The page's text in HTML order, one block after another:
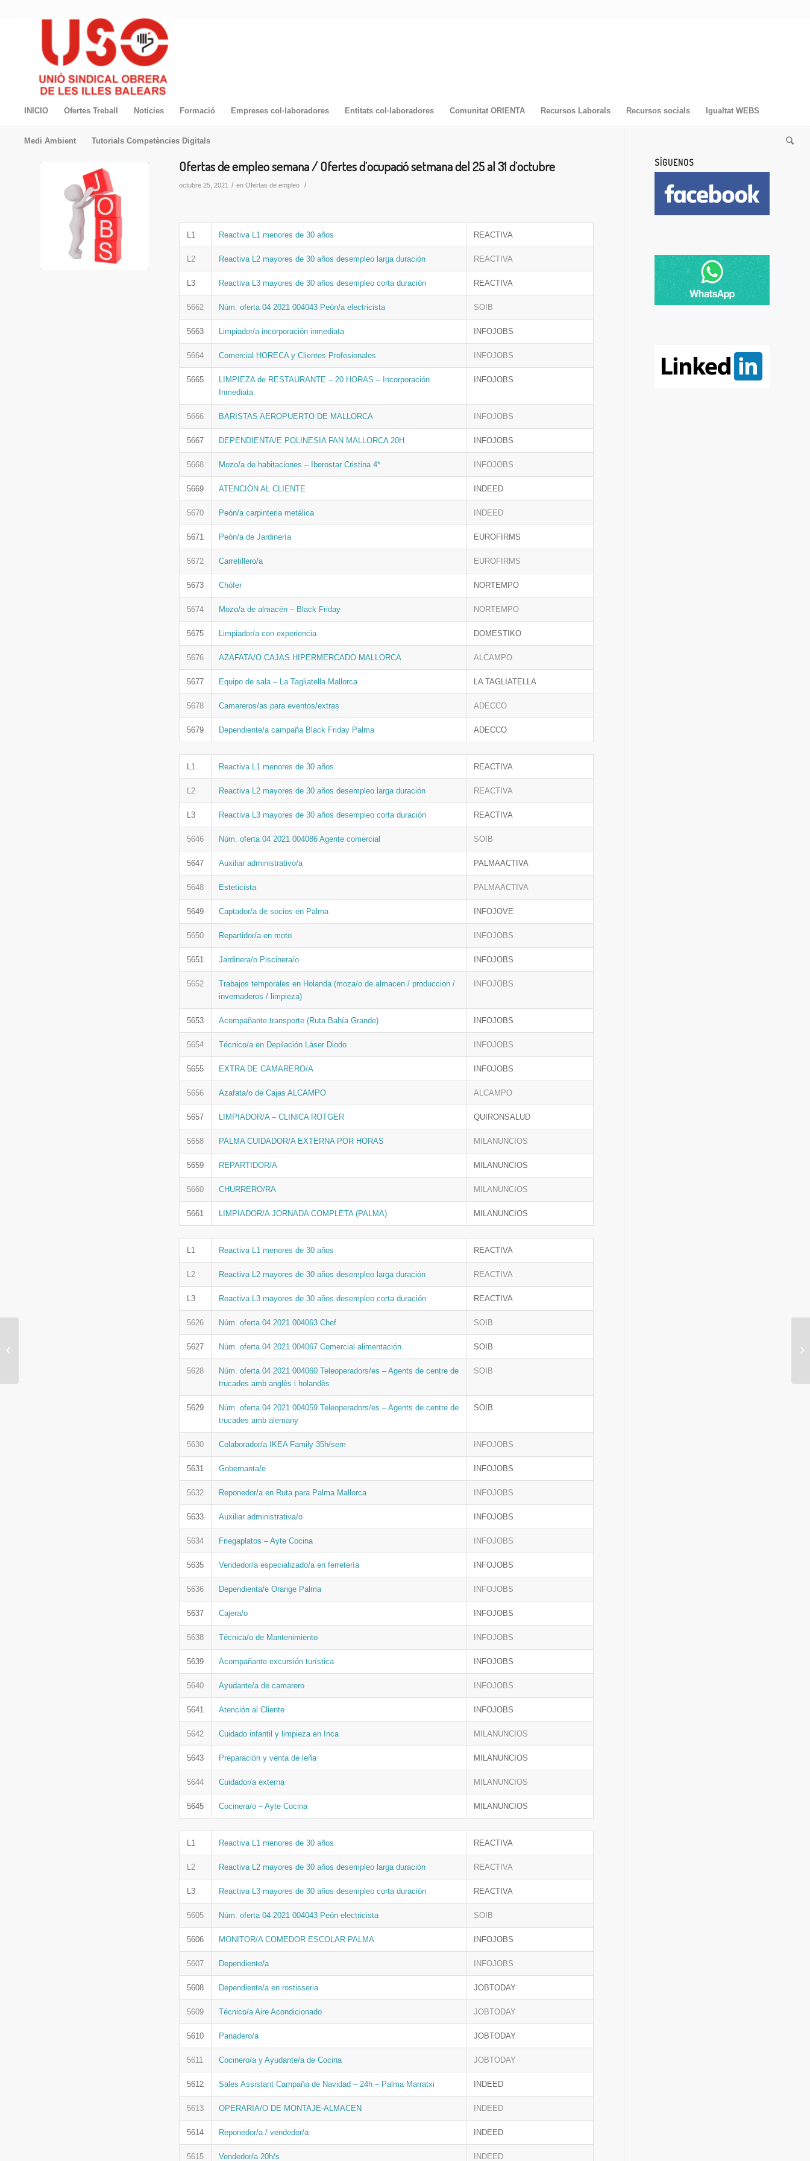
INICIO Ofertes Treball Notícies Formació Empreses col·laboradores Entitats col·laboradores Comunitat ORIENTA Recursos Laborals Recursos socials Igualtat WEBS
Medi Ambient Tutorials Competències Digitals
Ofertas de empleo semana / Ofertes d’ocupació setmana del 25 al 31 d’octubre
octubre 25, 2021 / en Ofertas de empleo /
L1 Reactiva L1 menores de 30 años REACTIVA
L2 Reactiva L2 mayores de 30 años desempleo larga duración REACTIVA
L3 Reactiva L3 mayores de 30 años desempleo corta duración REACTIVA
5662 Núm. oferta 04 2021 004043 Peón/a electricista SOIB
5663 Limpiador/a incorporación inmediata INFOJOBS
5664 Comercial HORECA y Clientes Profesionales INFOJOBS
5665
LIMPIEZA de RESTAURANTE – 20 HORAS – Incorporación
Inmediata
INFOJOBS
5666 BARISTAS AEROPUERTO DE MALLORCA INFOJOBS
5667 DEPENDIENTA/E POLINESIA FAN MALLORCA 20H INFOJOBS
5668 Mozo/a de habitaciones – Iberostar Cristina 4* INFOJOBS
5669 ATENCIÓN AL CLIENTE INDEED
5670 Peón/a carpinteria metálica INDEED
5671 Peón/a de Jardinería EUROFIRMS
5672 Carretillero/a EUROFIRMS
5673 Chófer NORTEMPO
5674 Mozo/a de almacén – Black Friday NORTEMPO
5675 Limpiador/a con experiencia DOMESTIKO
5676 AZAFATA/O CAJAS HIPERMERCADO MALLORCA ALCAMPO
5677 Equipo de sala – La Tagliatella Mallorca LA TAGLIATELLA
5678 Camareros/as para eventos/extras ADECCO
5679 Dependiente/a campaña Black Friday Palma ADECCO
L1 Reactiva L1 menores de 30 años REACTIVA
L2 Reactiva L2 mayores de 30 años desempleo larga duración REACTIVA
L3 Reactiva L3 mayores de 30 años desempleo corta duración REACTIVA
5646 Núm. oferta 04 2021 004086 Agente comercial SOIB
5647 Auxiliar administrativo/a PALMAACTIVA
5648 Esteticista PALMAACTIVA
5649 Captador/a de socios en Palma INFOJOVE
5650 Repartidor/a en moto INFOJOBS
5651 Jardinera/o Piscinera/o INFOJOBS
5652
Trabajos temporales en Holanda (moza/o de almacen / produccion /
invernaderos / limpieza)
INFOJOBS
5653 Acompañante transporte (Ruta Bahía Grande) INFOJOBS
5654 Técnico/a en Depilación Láser Diodo INFOJOBS
5655 EXTRA DE CAMARERO/A INFOJOBS
5656 Azafata/o de Cajas ALCAMPO ALCAMPO
5657 LIMPIADOR/A – CLINICA ROTGER QUIRONSALUD
5658 PALMA CUIDADOR/A EXTERNA POR HORAS MILANUNCIOS
5659 REPARTIDOR/A MILANUNCIOS
5660 CHURRERO/RA MILANUNCIOS
5661 LIMPIADOR/A JORNADA COMPLETA (PALMA) MILANUNCIOS
L1 Reactiva L1 menores de 30 años REACTIVA
L2 Reactiva L2 mayores de 30 años desempleo larga duración REACTIVA
L3 Reactiva L3 mayores de 30 años desempleo corta duración REACTIVA
5626 Núm. oferta 04 2021 004063 Chef SOIB
5627 Núm. oferta 04 2021 004067 Comercial alimentación SOIB
5628
Núm. oferta 04 2021 004060 Teleoperadors/es – Agents de centre de
trucades amb anglès i holandès
SOIB
5629
Núm. oferta 04 2021 004059 Teleoperadors/es – Agents de centre de
trucades amb alemany
SOIB
5630 Colaborador/a IKEA Family 35h/sem INFOJOBS
5631 Gobernanta/e INFOJOBS
5632 Reponedor/a en Ruta para Palma Mallorca INFOJOBS
5633 Auxiliar administrativa/o INFOJOBS
5634 Friegaplatos – Ayte Cocina INFOJOBS
5635 Vendedor/a especializado/a en ferretería INFOJOBS
5636 Dependienta/e Orange Palma INFOJOBS
5637 Cajera/o INFOJOBS
5638 Técnica/o de Mantenimiento INFOJOBS
5639 Acompañante excursión turística INFOJOBS
5640 Ayudante/a de camarero INFOJOBS
5641 Atención al Cliente INFOJOBS
5642 Cuidado infantil y limpieza en Inca MILANUNCIOS
5643 Preparación y venta de leña MILANUNCIOS
5644 Cuidador/a externa MILANUNCIOS
5645 Cocinera/o – Ayte Cocina MILANUNCIOS
L1 Reactiva L1 menores de 30 años REACTIVA
L2 Reactiva L2 mayores de 30 años desempleo larga duración REACTIVA
L3 Reactiva L3 mayores de 30 años desempleo corta duración REACTIVA
5605 Núm. oferta 04 2021 004043 Peón electricista SOIB
5606 MONITOR/A COMEDOR ESCOLAR PALMA INFOJOBS
5607 Dependiente/a INFOJOBS
5608 Dependiente/a en rostisseria JOBTODAY
5609 Técnico/a Aire Acondicionado JOBTODAY
5610 Panadero/a JOBTODAY
5611 Cocinero/a y Ayudante/a de Cocina JOBTODAY
5612 Sales Assistant Campaña de Navidad – 24h – Palma Marratxi INDEED
5613 OPERARIA/O DE MONTAJE-ALMACEN INDEED
5614 Reponedor/a / vendedor/a INDEED
5615 Vendedor/a 20h/s INDEED
SÍGUENOS